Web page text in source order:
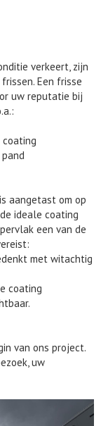
verkeert, zijn
Een frisse
uw reputatie bij
coating
aangetast om op
ideale coating
een van de
met witachtig
coating
van ons project.
uw